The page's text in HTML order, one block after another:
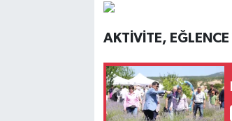
AKTİVİTE,